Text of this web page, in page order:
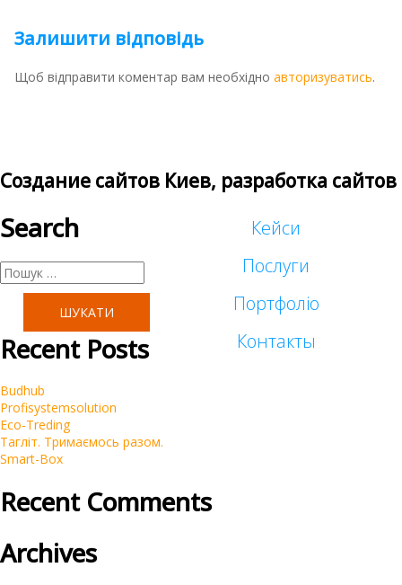
Залишити відповідь
Щоб відправити коментар вам необхідно авторизуватись.
Создание сайтов Киев, разработка сайтов
Кейси
Послуги
Таргетована реклама
Портфоліо
Малий бізнес
Контакты
Search
Пошук:
Recent Posts
Budhub
Profisystemsolution
Eco-Treding
Тагліт. Тримаємось разом.
Smart-Box
Recent Comments
Archives